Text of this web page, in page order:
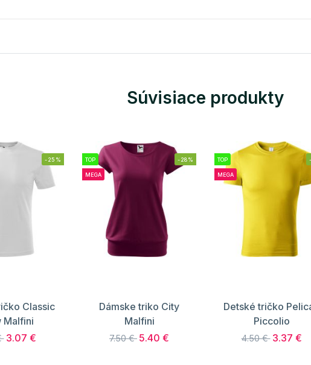
Súvisiace produkty
-25%
Classic
Malfini
3.07 €
TOP
MEGA
-28%
Dámske triko City
Malfini
7.50 € 5.40 €
TOP
MEGA
Detské tričko
Piccolio
4.50 € 3.37 €